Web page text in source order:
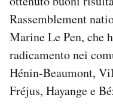
Rassemblement
Marine Le Pen, che
radicamento nei
Hénin-Beaumont,
Fréjus, Hayange e